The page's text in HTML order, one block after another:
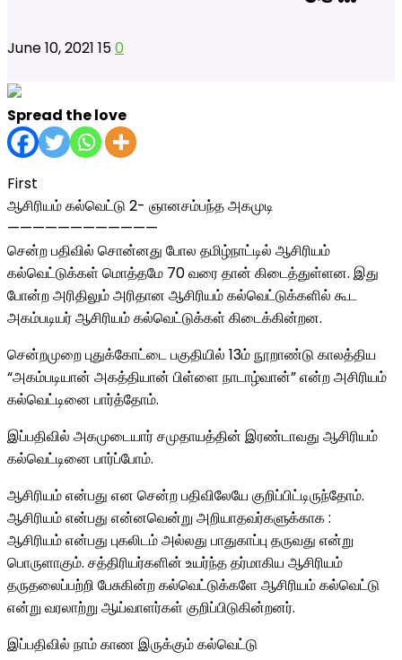
June 10, 2021 150
Spread the love
First
ஆசிரியம் கல்வெட்டு 2- ஞானசம்பந்த அகமுடி
————————————
சென்ற பதிவில் சொன்னது போல தமிழ்நாட்டில் ஆசிரியம்
கல்வெட்டுக்கள் மொத்தமே 70 வரை தான் கிடைத்துள்ளன. இது
போன்ற அரிதிலும் அரிதான ஆசிரியம் கல்வெட்டுக்களில் கூட
அகம்படியர் ஆசிரியம் கல்வெட்டுக்கள் கிடைக்கின்றன.
சென்றமுறை புதுக்கோட்டை பகுதியில் 13ம் நூறாண்டு காலத்திய
“அகம்படியான் அகத்தியான் பிள்ளை நாடாழ்வான்” என்ற அசிரியம்
கல்வெட்டினை பார்த்தோம்.
இப்பதிவில் அகமுடையார் சமுதாயத்தின் இரண்டாவது ஆசிரியம்
கல்வெட்டினை பார்ப்போம்.
ஆசிரியம் என்பது என சென்ற பதிவிலேயே குறிப்பிட்டிருந்தோம்.
ஆசிரியம் என்பது என்னவென்று அறியாதவர்களுக்காக :
ஆசிரியம் என்பது புகலிடம் அல்லது பாதுகாப்பு தருவது என்று
பொருளாகும். சத்திரியர்களின் உயர்ந்த தர்மாகிய ஆசிரியம்
தருதலைப்பற்றி பேசுகின்ற கல்வெட்டுக்களே ஆசிரியம் கல்வெட்டு
என்று வரலாற்று ஆய்வாளர்கள் குறிப்பிடுகின்றனர்.
இப்பதிவில் நாம் காண இருக்கும் கல்வெட்டு